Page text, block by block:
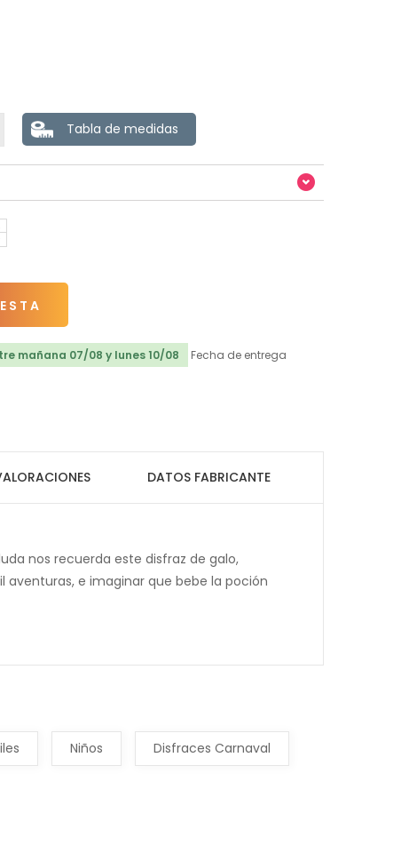
Tabla de medidas
mañana 07/08 y lunes 10/08
Fecha de entrega
DATOS FABRICANTE
nos recuerda este disfraz de galo,
e imaginar que bebe la poción
Niños Disfraces Carnaval